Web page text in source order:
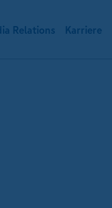
Relations Karriere